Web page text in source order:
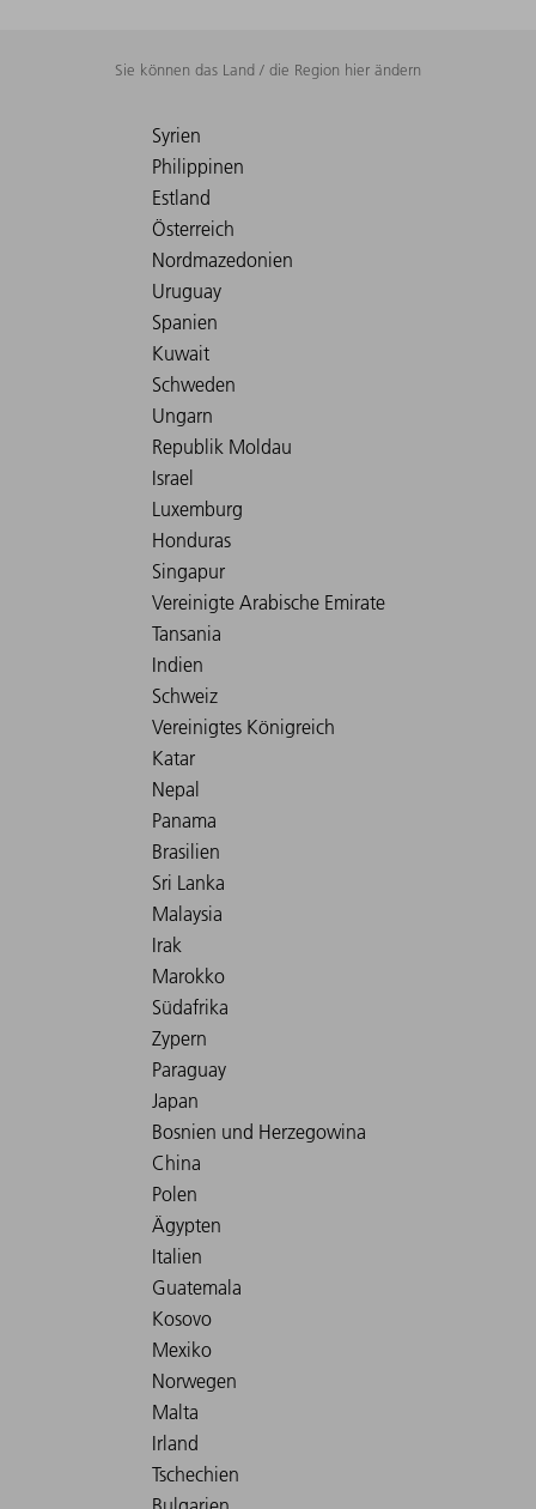
Sie können das Land / die Region hier ändern